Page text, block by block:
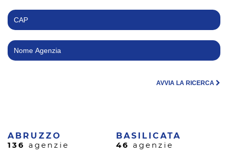
AVVIA LA RICERCA
ABRUZZO
136 agenzie
BASILICATA
46 agenzie